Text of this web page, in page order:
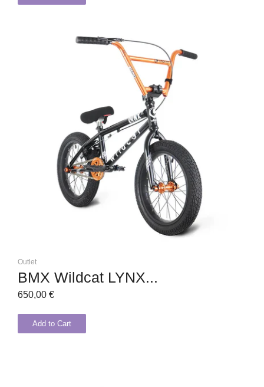
Outlet
BMX Wildcat LYNX...
650,00 €
Add to Cart